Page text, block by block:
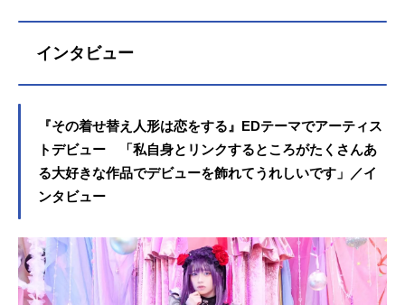
インタビュー
『その着せ替え人形は恋をする』EDテーマでアーティス
トデビュー 「私自身とリンクするところがたくさんあ
る大好きな作品でデビューを飾れてうれしいです」／イ
ンタビュー